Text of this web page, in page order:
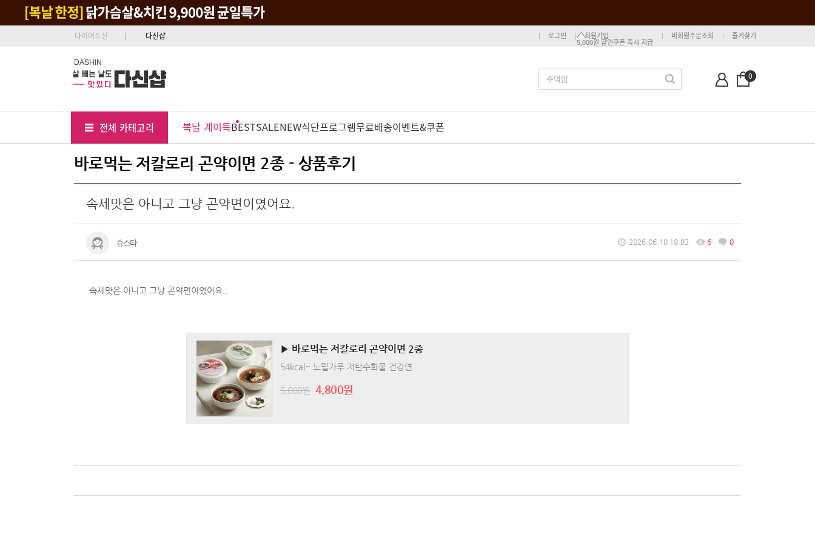
다이어트신 다신샵 로그인 회원가입
5,000원 할인쿠폰 즉시 지급
비회원주문조회 즐겨찾기
DASHIN
0
전체 카테고리 복날 계이득BESTSALENEW식단프로그램무료배송이벤트&쿠폰
바로먹는 저칼로리 곤약이면 2종 - 상품후기
속세맛은 아니고 그냥 곤약면이였어요.
슈스타 2026.06.10 18:03 6 0
속세맛은 아니고 그냥 곤약면이였어요..
▶ 바로먹는 저칼로리 곤약이면 2종
54kcal~ 노밀가루 저탄수화물 건강면
5,000원 4,800원